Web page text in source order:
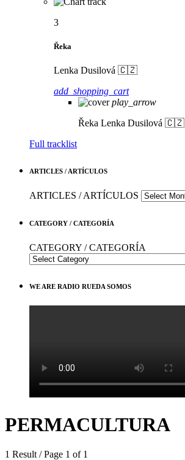
3
Řeka
Lenka Dusilová 🇨🇿
add_shopping_cart
play_arrow
Řeka Lenka Dusilová 🇨🇿
Full tracklist
ARTICLES / ARTÍCULOS
ARTICLES / ARTÍCULOS
CATEGORY / CATEGORÍA
CATEGORY / CATEGORÍA
WE ARE RADIO RUEDA SOMOS
PERMACULTURA
1 Result / Page 1 of 1